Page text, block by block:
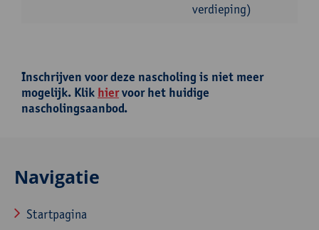
verdieping)
Inschrijven voor deze nascholing is niet meer
mogelijk. Klik hiervoor het huidige
nascholingsaanbod.
Navigatie
Startpagina